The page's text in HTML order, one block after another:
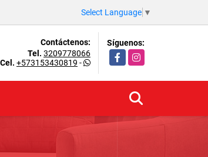
Select Language ▼
Contáctenos:
Tel. 3209778066
Cel. +573153430819 -
Síguenos:
FacebookInstagram